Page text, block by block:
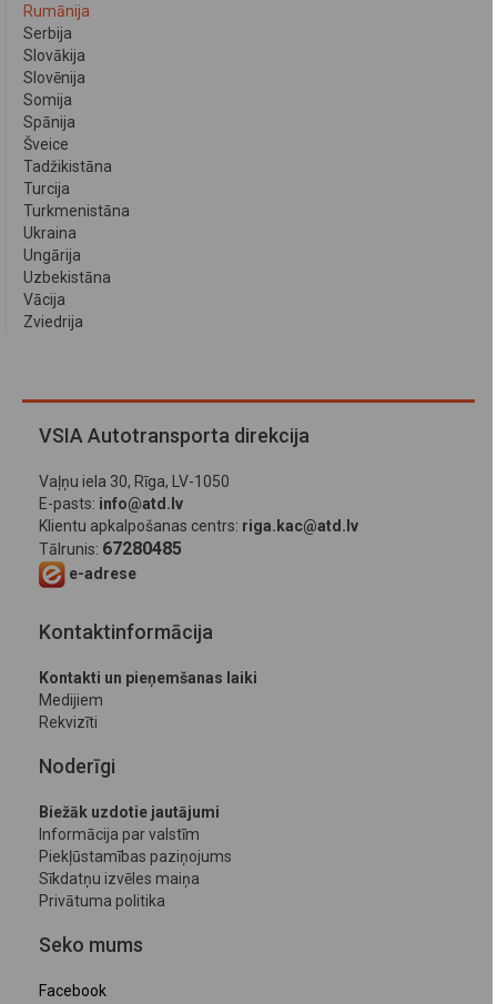
Rumānija
Serbija
Slovākija
Slovēnija
Somija
Spānija
Šveice
Tadžikistāna
Turcija
Turkmenistāna
Ukraina
Ungārija
Uzbekistāna
Vācija
Zviedrija
VSIA Autotransporta direkcija
Vaļņu iela 30, Rīga, LV-1050
E-pasts: info@atd.lv
Klientu apkalpošanas centrs: riga.kac@atd.lv
Tālrunis: 67280485
e-adrese
Kontaktinformācija
Kontakti un pieņemšanas laiki
Medijiem
Rekvizīti
Noderīgi
Biežāk uzdotie jautājumi
Informācija par valstīm
Piekļūstamības paziņojums
Sīkdatņu izvēles maiņa
Privātuma politika
Seko mums
Facebook